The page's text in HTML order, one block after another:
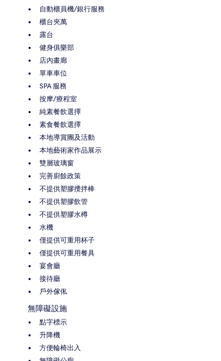
自動櫃員機/銀行服務
櫃台夾萬
露台
健身俱樂部
店內畫廊
單車車位
SPA 服務
按摩/療程室
純素餐飲選擇
素食餐飲選擇
本地導賞團及活動
本地藝術家作品展示
雙層玻璃窗
完善廚餘政策
不提供塑膠攪拌棒
不提供塑膠飲管
不提供塑膠水樽
水機
僅提供可重用杯子
僅提供可重用餐具
宴會廳
接待廳
戶外傢俬
無障礙設施
點字標示
升降機
方便輪椅出入